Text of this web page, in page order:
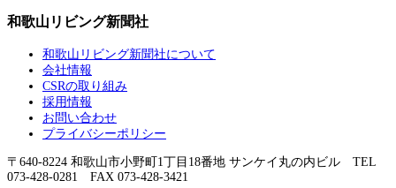
和歌山リビング新聞社
和歌山リビング新聞社について
会社情報
CSRの取り組み
採用情報
お問い合わせ
プライバシーポリシー
〒640-8224 和歌山市小野町1丁目18番地 サンケイ丸の内ビル TEL
073-428-0281 FAX 073-428-3421